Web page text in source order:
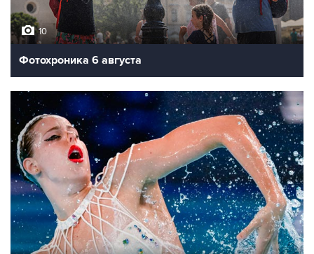
10
Фотохроника 6 августа